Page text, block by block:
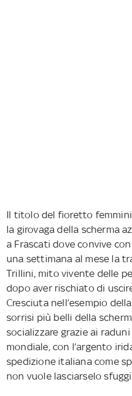
Il titolo del fioretto
la girovaga della scherma
a Frascati dove convive
una settimana al mese la
Trillini, mito vivente delle
dopo aver rischiato di
Cresciuta nell’esempio
sorrisi più belli della
socializzare grazie ai
mondiale, con l’argento
spedizione italiana come
non vuole lasciarselo